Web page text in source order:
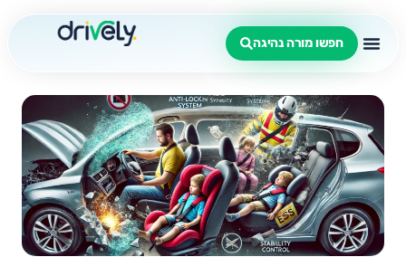
חפשו מורה נהיגה